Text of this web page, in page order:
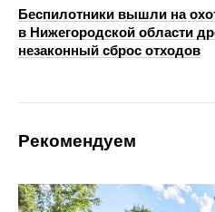
Беспилотники вышли на
в Нижегородской области
незаконный сброс отходов
Рекомендуем